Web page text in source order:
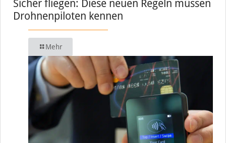
Sicher fliegen: Diese neuen Regeln müssen
Drohnenpiloten kennen
Mehr